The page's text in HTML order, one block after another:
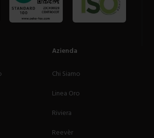
Azienda
Chi Siamo
Linea Oro
Riviera
Reevèr